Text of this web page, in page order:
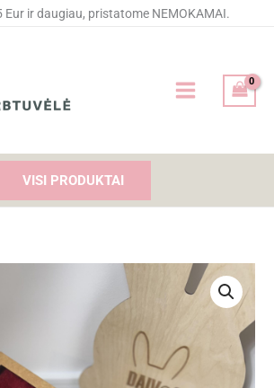
Eur ir daugiau, pristatome NEMOKAMAI.
VISI PRODUKTAI